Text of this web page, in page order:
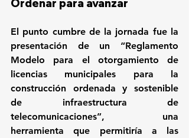
Ordenar para avanzar
El punto cumbre de la jornada fue la
presentación de un “Reglamento
Modelo para el otorgamiento de
licencias municipales para la
construcción ordenada y sostenible
de infraestructura de
telecomunicaciones”, una
herramienta que permitiría a las